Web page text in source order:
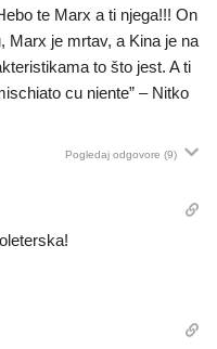
te Marx a ti njega!!! On
Marx je mrtav, a Kina je na
to što jest. A ti
cu niente” – Nitko
Pogledaj odgovore (9)